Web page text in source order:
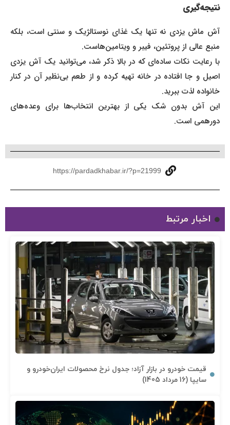
نتیجه‌گیری
آش ماش یزدی نه تنها یک غذای نوستالژیک و سنتی است، بلکه
منبع عالی از پروتئین، فیبر و ویتامین‌هاست.
با رعایت نکات ساده‌ای که در بالا ذکر شد، می‌توانید یک آش یزدی
اصیل و جا افتاده در خانه تهیه کرده و از طعم بی‌نظیر آن در کنار
خانواده لذت ببرید.
این آش بدون شک یکی از بهترین انتخاب‌ها برای وعده‌های
دورهمی است.
https://pardadkhabar.ir/?p=21999
اخبار مرتبط
قیمت خودرو در بازار آزاد؛ جدول نرخ محصولات ایران‌خودرو و
سایپا (16 مرداد 1405)